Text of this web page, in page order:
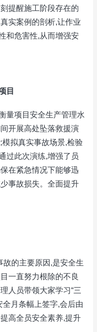
提醒施工阶段存在的
实案例的剖析,让作业
和危害性,从而增强安
目
项目安全生产管理水
开展高处坠落救援演
拟真实事故场景,检验
过此次演练,增强了员
在紧急情况下能够迅
事故损失。全面提升
的主要原因,是安全生
一直努力根除的不良
人员带领大家学习“三
全月条幅上签字,会后由
高全员安全素养,提升